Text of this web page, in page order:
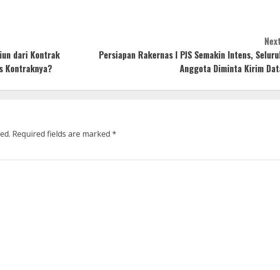
dari Kontrak
Kontraknya?
Persiapan Rakernas I PJS Semakin Intens,
Anggota Diminta Kirim
Required fields are marked *